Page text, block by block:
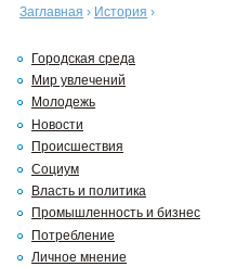
Заглавная › История ›
Городская среда
Мир увлечений
Молодежь
Новости
Происшествия
Социум
Власть и политика
Промышленность и бизнес
Потребление
Личное мнение